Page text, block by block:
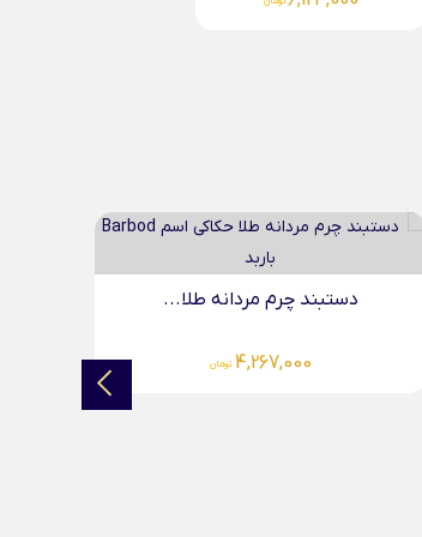
دستبند چرم مردانه طلا...
4,083,000 تومان